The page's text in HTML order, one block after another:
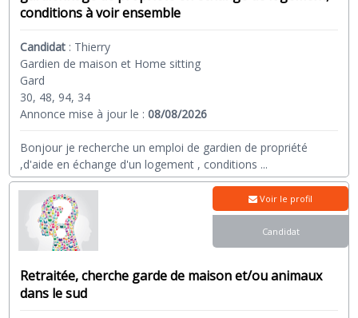
conditions à voir ensemble
Candidat : Thierry
Gardien de maison et Home sitting
Gard
30, 48, 94, 34
Annonce mise à jour le :08/08/2026
Bonjour je recherche un emploi de gardien de propriété
,d'aide en échange d'un logement , conditions ...
Retraitée, cherche garde de maison et/ou animaux
dans le sud
Voir le profil
Candidat